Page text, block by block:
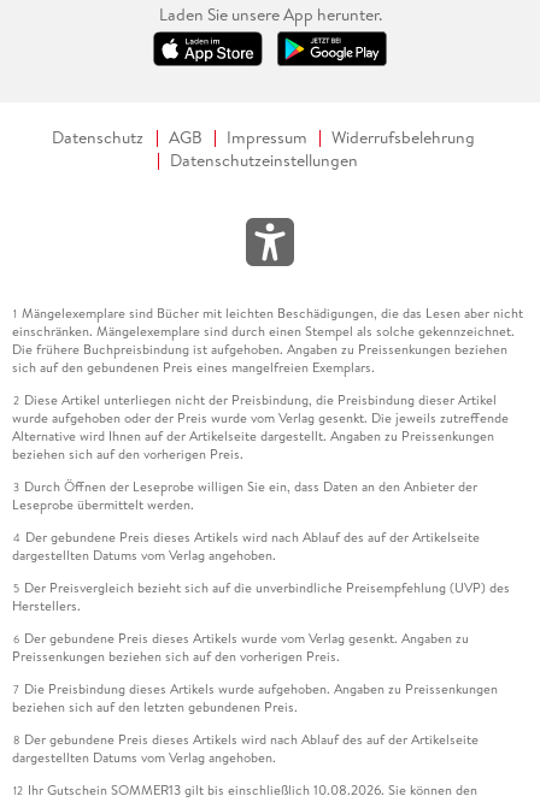
Laden Sie unsere App herunter.
Datenschutz AGB Impressum
Widerrufsbelehrung
Datenschutzeinstellungen
1 Mängelexemplare sind Bücher mit leichten Beschädigungen, die das Lesen aber nicht
einschränken. Mängelexemplare sind durch einen Stempel als solche gekennzeichnet.
Die frühere Buchpreisbindung ist aufgehoben. Angaben zu Preissenkungen beziehen
sich auf den gebundenen Preis eines mangelfreien Exemplars.
2 Diese Artikel unterliegen nicht der Preisbindung, die Preisbindung dieser Artikel
wurde aufgehoben oder der Preis wurde vom Verlag gesenkt. Die jeweils zutreffende
Alternative wird Ihnen auf der Artikelseite dargestellt. Angaben zu Preissenkungen
beziehen sich auf den vorherigen Preis.
3 Durch Öffnen der Leseprobe willigen Sie ein, dass Daten an den Anbieter der
Leseprobe übermittelt werden.
4 Der gebundene Preis dieses Artikels wird nach Ablauf des auf der Artikelseite
dargestellten Datums vom Verlag angehoben.
5 Der Preisvergleich bezieht sich auf die unverbindliche Preisempfehlung (UVP) des
Herstellers.
6 Der gebundene Preis dieses Artikels wurde vom Verlag gesenkt. Angaben zu
Preissenkungen beziehen sich auf den vorherigen Preis.
7 Die Preisbindung dieses Artikels wurde aufgehoben. Angaben zu Preissenkungen
beziehen sich auf den letzten gebundenen Preis.
8 Der gebundene Preis dieses Artikels wird nach Ablauf des auf der Artikelseite
dargestellten Datums vom Verlag angehoben.
12 Ihr Gutschein SOMMER13 gilt bis einschließlich 10.08.2026. Sie können den